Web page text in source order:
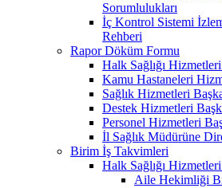
Sorumlulukları
İç Kontrol Sistemi
Rehberi
Rapor Döküm Formu
Halk Sağlığı Hizmetleri
Kamu Hastaneleri
Sağlık Hizmetleri
Destek Hizmetleri
Personel Hizmetleri
İl Sağlık Müdürüne
Birim İş Takvimleri
Halk Sağlığı Hizmetleri
Aile Hekimliği